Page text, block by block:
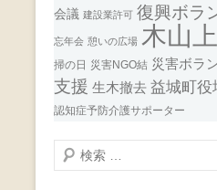
会議 建設業許可 復興ボラ
忘年会 憩いの広場 木山
掃の日 災害NGO結 災害ボラ
支援 生木撤去 益城町役
認知症予防介護サポーター
検
索